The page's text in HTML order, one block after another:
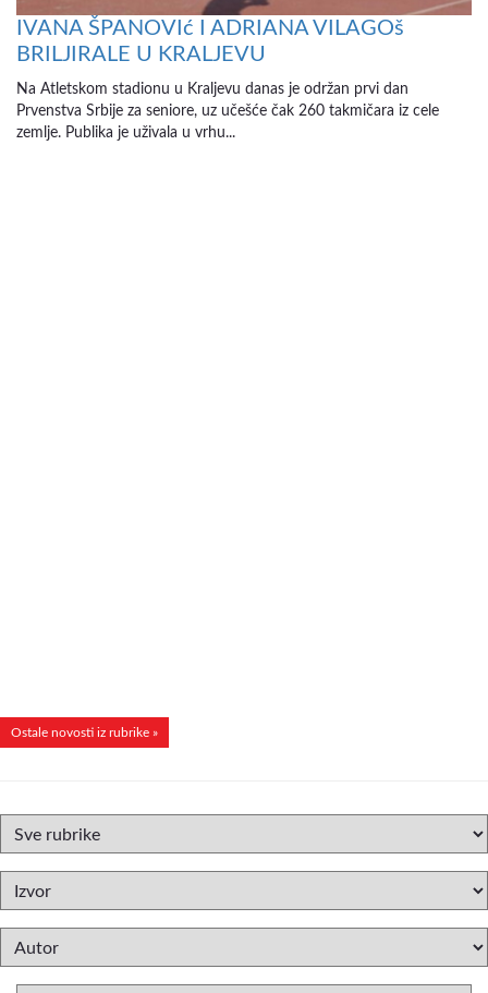
IVANA ŠPANOVIć I ADRIANA VILAGOš
BRILJIRALE U KRALJEVU
Na Atletskom stadionu u Kraljevu danas je održan prvi dan
Prvenstva Srbije za seniore, uz učešće čak 260 takmičara iz cele
zemlje. Publika je uživala u vrhu...
Ostale novosti iz rubrike »